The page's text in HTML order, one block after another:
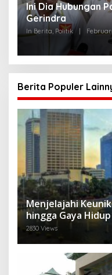
Strategi PPP
Yasin
In Berita, Politik
Berita Populer
Menjelajahi
hingga Gaya
2830 Views